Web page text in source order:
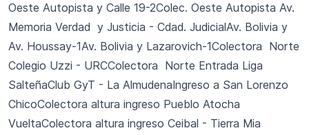
Oeste Autopista y Calle 19-2Colec. Oeste Autopista Av.
Memoria Verdad y Justicia - Cdad. JudicialAv. Bolivia y
Av. Houssay-1Av. Bolivia y Lazarovich-1Colectora Norte
Colegio Uzzi - URCColectora Norte Entrada Liga
SalteñaClub GyT - La AlmudenaIngreso a San Lorenzo
ChicoColectora altura ingreso Pueblo Atocha
VueltaColectora altura ingreso Ceibal - Tierra Mia